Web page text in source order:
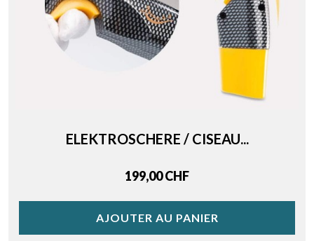
ELEKTROSCHERE / CISEAU...
Price
199,00 CHF
AJOUTER AU PANIER